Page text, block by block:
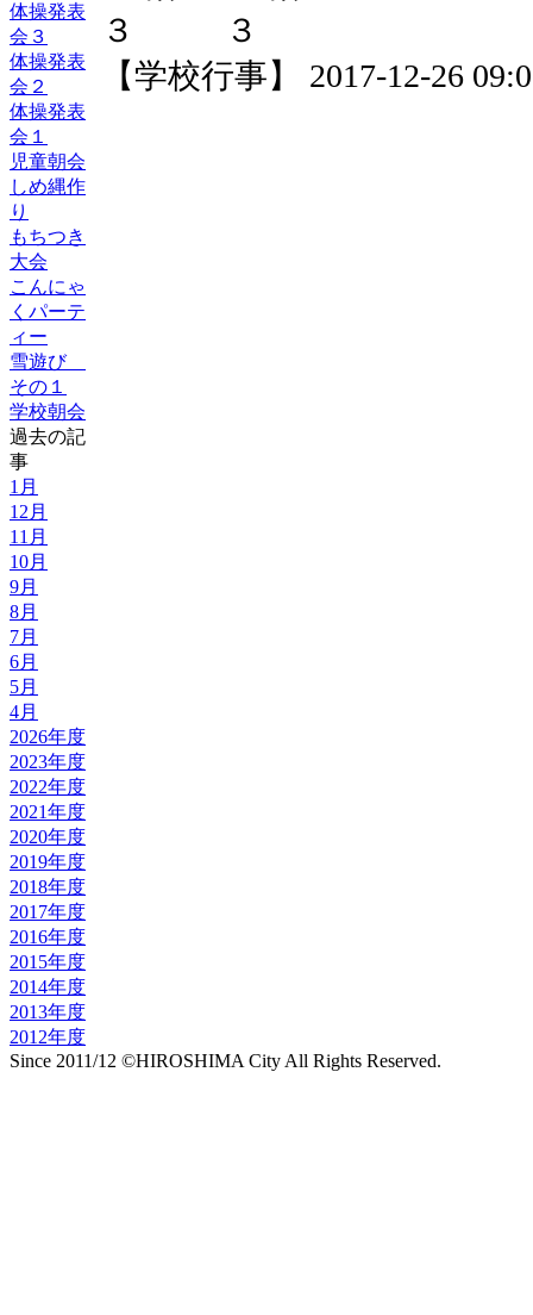
体操発表
会３
体操発表
会２
体操発表
会１
児童朝会
しめ縄作
り
もちつき
大会
こんにゃ
くパーテ
ィー
雪遊び
その１
学校朝会
過去の記
事
1月
12月
11月
10月
9月
8月
7月
6月
5月
4月
2026年度
2023年度
2022年度
2021年度
2020年度
2019年度
2018年度
2017年度
2016年度
2015年度
2014年度
2013年度
2012年度
【学校行事】 2017-12-26
Since 2011/12 ©HIROSHIMA City All Rights Reserved.